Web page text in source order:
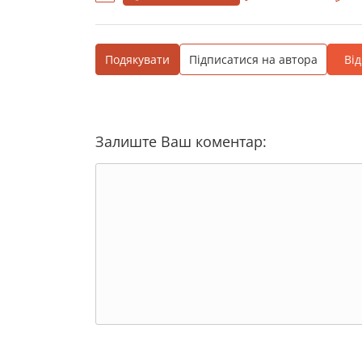
Подякувати Підписатися на автора
Залиште Ваш коментар: